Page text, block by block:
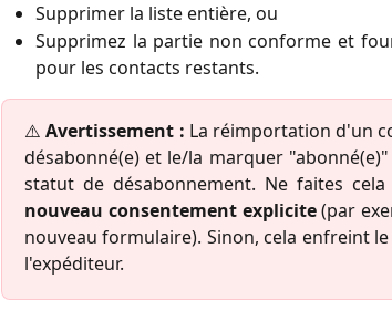
Supprimer la liste entière, ou
Supprimez la partie non conforme et
pour les contacts restants.
⚠️Avertissement : La réimportation d'un
désabonné(e) et le/la marquer
statut de désabonnement. Ne faites
nouveau consentement explicite(par
nouveau formulaire). Sinon, cela enfreint
l'expéditeur.